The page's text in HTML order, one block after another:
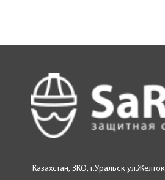
Казахстан, ЗКО, г.Уральск